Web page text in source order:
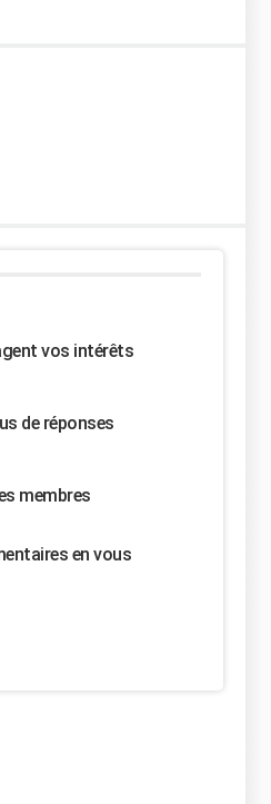
vos intérêts
de réponses
membres
en vous